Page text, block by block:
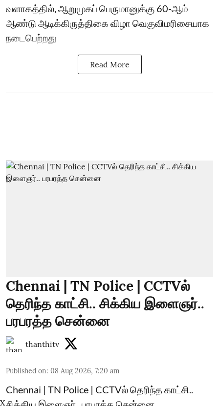
வளாகத்தில், ஆறுமுகப் பெருமானுக்கு 60-ஆம்
ஆண்டு ஆடிக்கிருத்திகை விழா வெகுவிமரிசையாக
நடைபெற்றது
Read More
Chennai | TN Police | CCTVல்
தெரிந்த காட்சி.. சிக்கிய இளைஞர்..
பரபரத்த சென்னை
thanthitv
Published on: 08 Aug 2026, 7:20 am
Chennai | TN Police | CCTVல் தெரிந்த காட்சி..
X